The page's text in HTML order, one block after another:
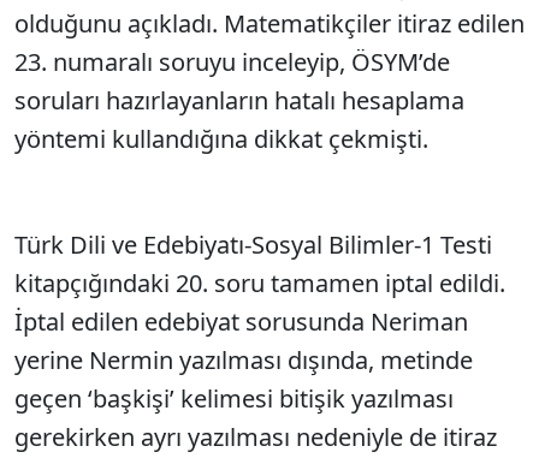
olduğunu açıkladı. Matematikçiler itiraz edilen
23. numaralı soruyu inceleyip, ÖSYM’de
soruları hazırlayanların hatalı hesaplama
yöntemi kullandığına dikkat çekmişti.
Türk Dili ve Edebiyatı-Sosyal Bilimler-1 Testi
kitapçığındaki 20. soru tamamen iptal edildi.
İptal edilen edebiyat sorusunda Neriman
yerine Nermin yazılması dışında, metinde
geçen ‘başkişi’ kelimesi bitişik yazılması
gerekirken ayrı yazılması nedeniyle de itiraz